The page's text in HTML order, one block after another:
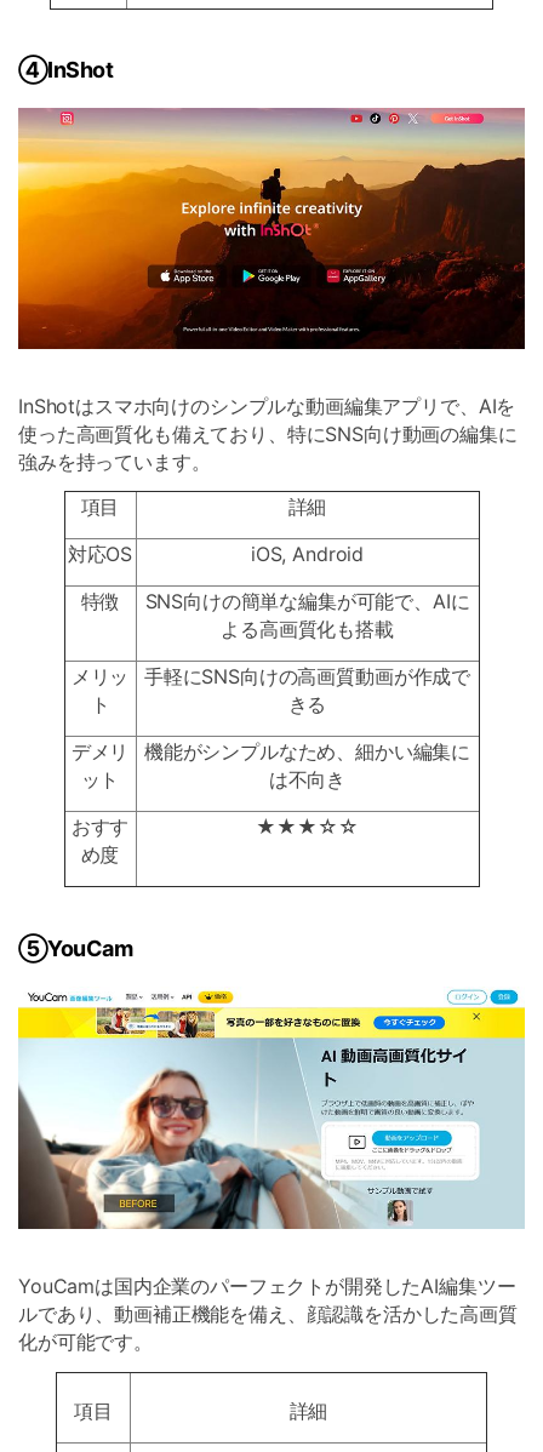
④InShot
InShotはスマホ向けのシンプルな動画編集アプリで、AIを
使った高画質化も備えており、特にSNS向け動画の編集に
強みを持っています。
項目
詳細
対応OS
iOS, Android
特徴
SNS向けの簡単な編集が可能で、AIに
よる高画質化も搭載
メリッ
ト
手軽にSNS向けの高画質動画が作成で
きる
デメリ
ット
機能がシンプルなため、細かい編集に
は不向き
おすす
め度
★★★☆☆
⑤YouCam
YouCamは国内企業のパーフェクトが開発したAI編集ツー
ルであり、動画補正機能を備え、顔認識を活かした高画質
化が可能です。
項目 詳細